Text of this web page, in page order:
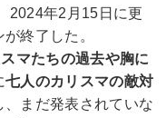
2024年2月15日に更
終了した。
マたちの過去や胸に
七人のカリスマの敵対
、まだ発表されていな